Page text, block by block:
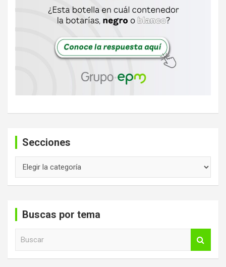
Secciones
Buscas por tema